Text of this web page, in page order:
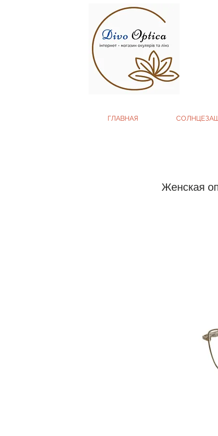
ГЛАВНАЯ
Женская